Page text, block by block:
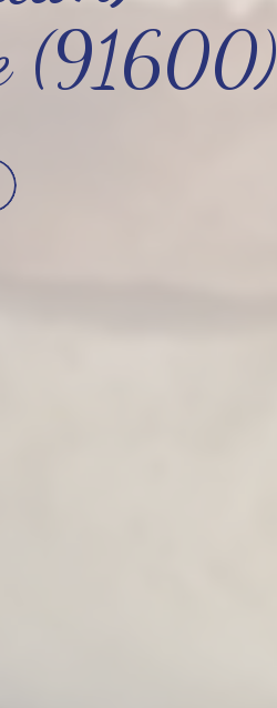
(91600)